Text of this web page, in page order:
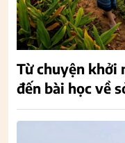
Từ chuyện khởi
đến bài học về